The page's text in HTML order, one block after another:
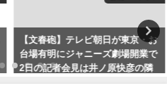
【文春砲】テレビ朝日が東京・お
台場有明にジャニーズ劇場開業で
2日の記者会見は井ノ原快彦の隣
にテレ朝が着席か？帝国劇場出禁